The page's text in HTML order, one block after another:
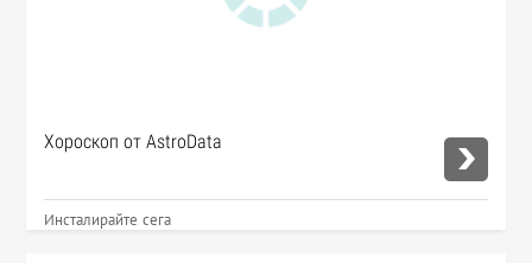
Хороскоп от AstroData
Инсталирайте сега